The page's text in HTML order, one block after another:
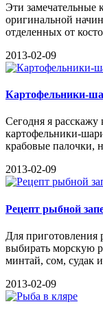
Эти
оригинальной
отделенных от
2013-02-09
Картофельники-
Сегодня я
картофельники-
крабовые палочки,
2013-02-09
Рецепт рыбной
Для приготовления
выбирать морскую
минтай, сом, судак
2013-02-09